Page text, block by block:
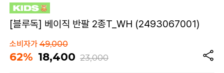
[블루독] 베이직 반팔 2종T_WH (2493067001)
소비자가49,000
62% 18,400 23,000